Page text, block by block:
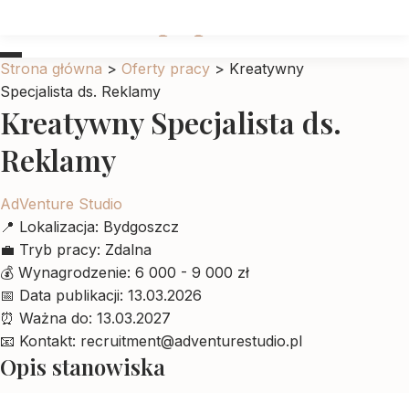
Strona główna > Oferty pracy > Kreatywny
Specjalista ds. Reklamy
Kreatywny Specjalista ds.
Reklamy
AdVenture Studio
📍 Lokalizacja: Bydgoszcz
💼 Tryb pracy: Zdalna
💰 Wynagrodzenie: 6 000 - 9 000 zł
📅 Data publikacji: 13.03.2026
⏰ Ważna do: 13.03.2027
📧 Kontakt: recruitment@adventurestudio.pl
Opis stanowiska